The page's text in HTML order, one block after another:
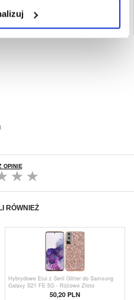
OPINIĘ
RÓWNIEŻ
Hybrydowe Etui z Serii Glitter do Samsung
Galaxy S21 FE 5G - Różowe Złoto
50,20 PLN